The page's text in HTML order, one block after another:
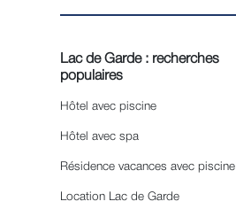
Lac de Garde : recherches
populaires
Hôtel avec piscine
Hôtel avec spa
Résidence vacances avec piscine
Location Lac de Garde